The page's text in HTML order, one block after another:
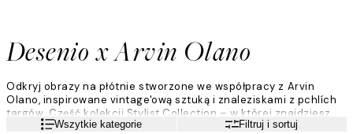
Desenio x Arvin Olano
Odkryj obrazy na płótnie stworzone we współpracy z Arvin
Olano, inspirowane vintage'ową sztuką i znaleziskami z pchlích
targów. Część kolekcji Stylist Collection – w której znajdziesz
Mallory @reserve_home Saraa @sareish.
Czytaj więcejWszytkie kategorie Filtruj i sortuj